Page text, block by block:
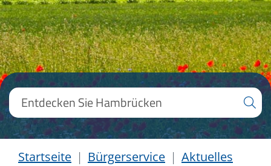
Startseite Bürgerservice
Aktuelles